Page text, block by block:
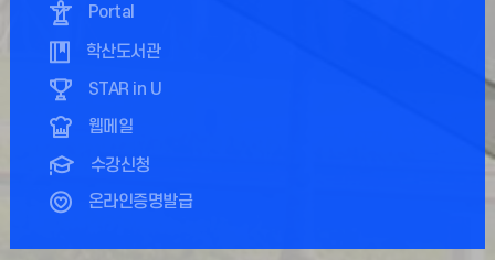
Portal
학산도서관
STAR in U
웹메일
수강신청
온라인증명발급